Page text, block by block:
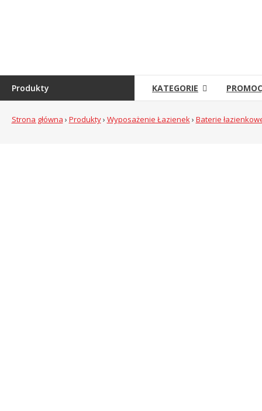
internetowy
Produkty KATEGORIE
Strona główna › Produkty› Wyposażenie Łazienek› Baterie